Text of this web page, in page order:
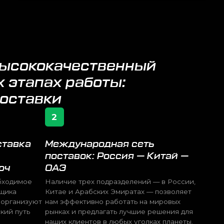
Россия — Китай —
трех подразделений — в России,
и Арабских Эмиратах — позволяет
эффективно работать на мировых
и предлагать лучшие решения для
клиентов в любых уголках планеты.